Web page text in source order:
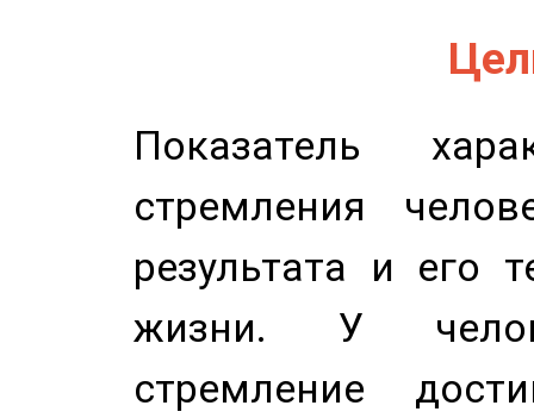
Показатель
стремления
результата и его
жизни. У
стремление